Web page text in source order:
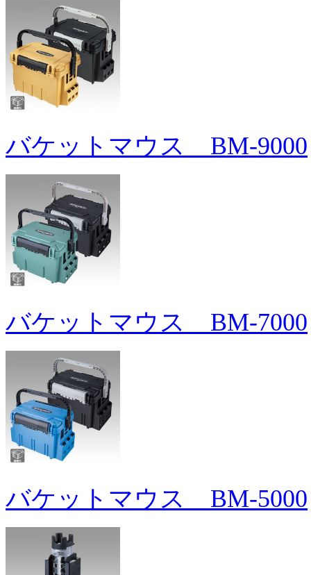
バケットマウス BM-9000
バケットマウス BM-7000
バケットマウス BM-5000